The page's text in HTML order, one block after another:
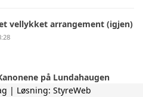
vellykket arrangement (igjen)
på Lundahaugen
| Løsning: StyreWeb